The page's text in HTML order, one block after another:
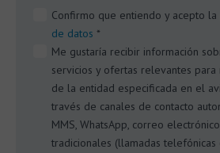
Confirmo que entiendo y acepto la
de datos *
Me gustaría recibir información
servicios y ofertas relevantes
de la entidad especificada en el
través de canales de contacto
MMS, WhatsApp, correo
tradicionales (llamadas telefónicas